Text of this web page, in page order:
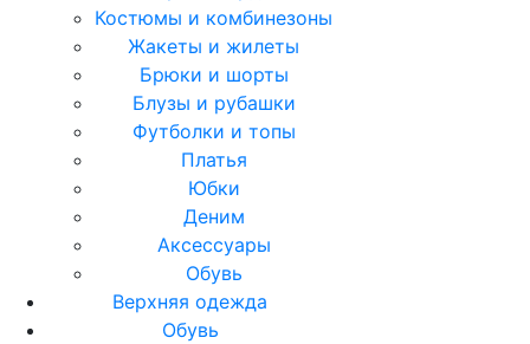
Костюмы и комбинезоны
Жакеты и жилеты
Брюки и шорты
Блузы и рубашки
Футболки и топы
Платья
Юбки
Деним
Аксессуары
Обувь
Верхняя одежда
Обувь